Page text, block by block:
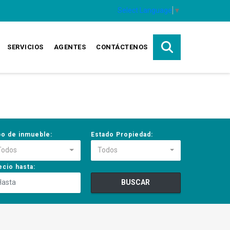
Select Language ▼
SERVICIOS AGENTES CONTÁCTENOS
de inmueble: Estado Propiedad:
Todos
hasta:
BUSCAR